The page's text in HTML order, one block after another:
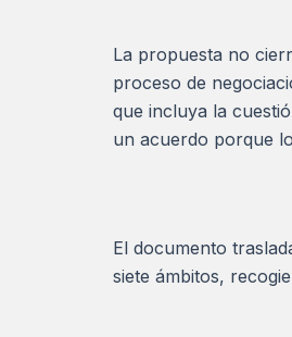
La propuesta no
proceso de
que incluya la
un acuerdo porque
El documento
siete ámbitos,